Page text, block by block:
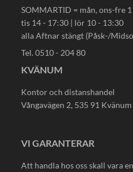
SOMMARTID = mån, ons-fre
tis 14 - 17:30 | lör 10 - 13:30
alla Aftnar stängt (Påsk-/
Tel. 0510 - 204 80
KVÄNUM
Kontor och distanshandel
Vångavägen 2, 535 91 Kvänum
VI GARANTERAR
Att handla hos oss skall vara